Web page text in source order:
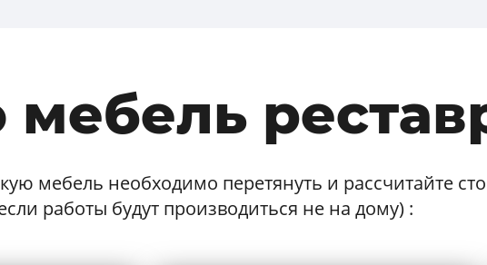
мебель
мебель необходимо перетянуть и рассчитайте
работы будут производиться не на дому) :